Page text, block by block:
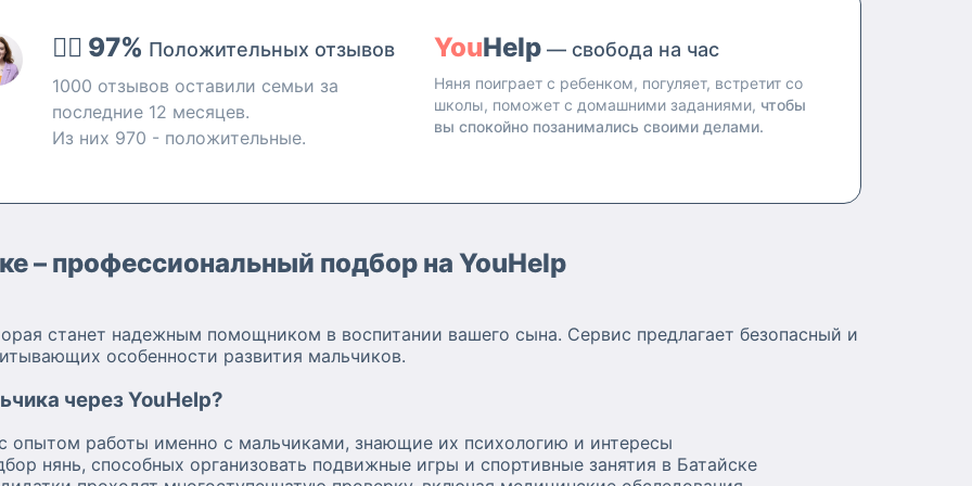
Я
Ко
их
По
👍🏻 97% Положительных отзывов
1000 отзывов оставили семьи за
последние 12 месяцев.
Из них 970 - положительные.
YouHelp — свобода на час
Няня поиграет с ребенком, погуляет, встретит со
школы, поможет с домашними заданиями, чтобы
вы спокойно позанимались своими делами.
– профессиональный подбор на YouHelp
станет надежным помощником в воспитании вашего сына. Сервис предлагает безопасный и
особенности развития мальчиков.
через YouHelp?
опытом работы именно с мальчиками, знающие их психологию и интересы
нянь, способных организовать подвижные игры и спортивные занятия в Батайске